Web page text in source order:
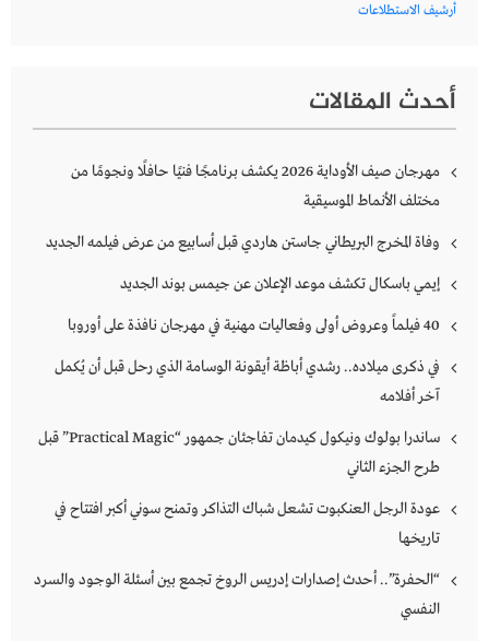
أرشيف الاستطلاعات
أحدث المقالات
مهرجان صيف الأوداية 2026 يكشف برنامجًا فنيًا حافلًا ونجومًا من
مختلف الأنماط الموسيقية
وفاة المخرج البريطاني جاستن هاردي قبل أسابيع من عرض فيلمه الجديد
إيمي باسكال تكشف موعد الإعلان عن جيمس بوند الجديد
40 فيلماً وعروض أولى وفعاليات مهنية في مهرجان نافذة على أوروبا
في ذكرى ميلاده.. رشدي أباظة أيقونة الوسامة الذي رحل قبل أن يُكمل
آخر أفلامه
ساندرا بولوك ونيكول كيدمان تفاجئان جمهور “Practical Magic” قبل
طرح الجزء الثاني
عودة الرجل العنكبوت تشعل شباك التذاكر وتمنح سوني أكبر افتتاح في
تاريخها
“الحفرة”.. أحدث إصدارات إدريس الروخ تجمع بين أسئلة الوجود والسرد
النفسي